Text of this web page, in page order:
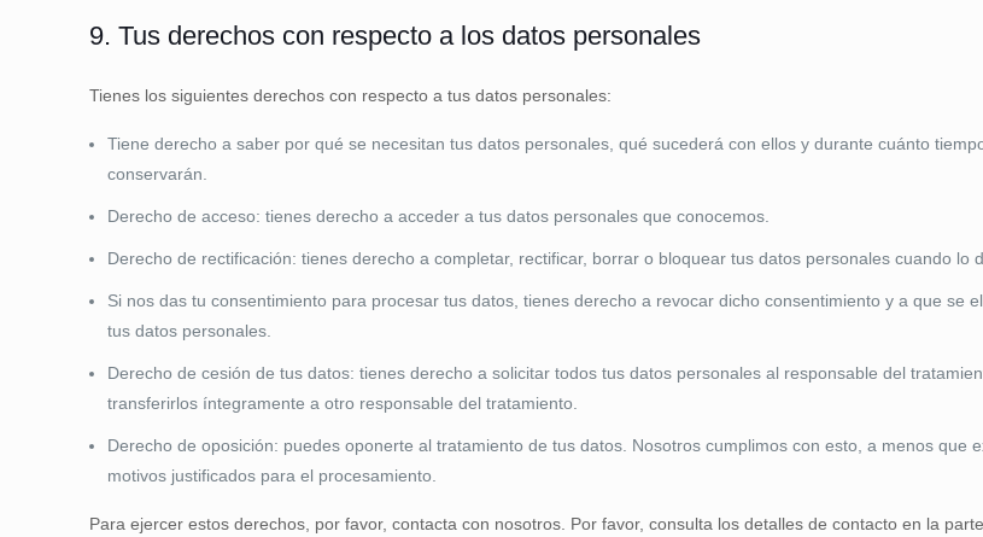
9. Tus derechos con respecto a los datos personales
Tienes los siguientes derechos con respecto a tus datos personales:
Tiene derecho a saber por qué se necesitan tus datos personales, qué sucederá con ellos y durante cuánto
conservarán.
Derecho de acceso: tienes derecho a acceder a tus datos personales que conocemos.
Derecho de rectificación: tienes derecho a completar, rectificar, borrar o bloquear tus datos personales cuando lo
Si nos das tu consentimiento para procesar tus datos, tienes derecho a revocar dicho consentimiento y a que se
tus datos personales.
Derecho de cesión de tus datos: tienes derecho a solicitar todos tus datos personales al responsable del
transferirlos íntegramente a otro responsable del tratamiento.
Derecho de oposición: puedes oponerte al tratamiento de tus datos. Nosotros cumplimos con esto, a menos que
motivos justificados para el procesamiento.
Para ejercer estos derechos, por favor, contacta con nosotros. Por favor, consulta los detalles de contacto en la